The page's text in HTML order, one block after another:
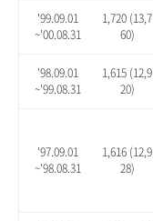
'99.09.01
~'00.08.31
1,720 (13,7
60)
'98.09.01
~'99.08.31
1,615 (12,9
20)
'97.09.01
~'98.08.31
1,616 (12,9
28)